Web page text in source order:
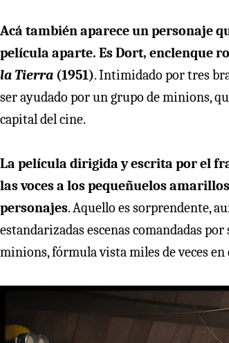
Acá también aparece un personaje
película aparte. Es Dort, enclenque
la Tierra (1951). Intimidado por tres
ser ayudado por un grupo de minions,
capital del cine.
La película dirigida y escrita por el
las voces a los pequeñuelos
personajes. Aquello es sorprendente,
estandarizadas escenas comandadas
minions, fórmula vista miles de veces en